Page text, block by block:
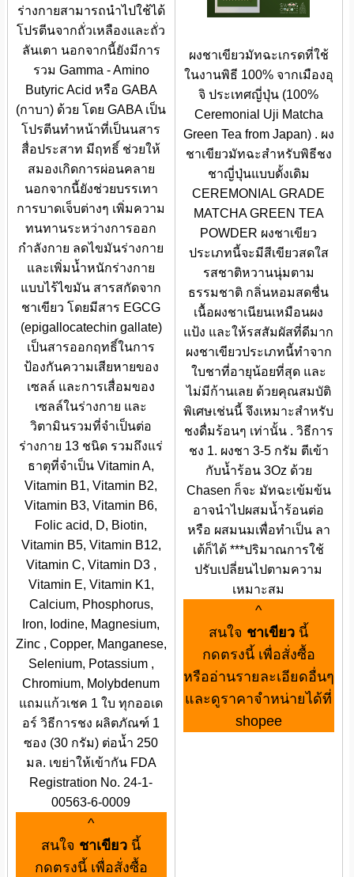
ร่างกายสามารถนำไปใช้ได้
โปรตีนจากถั่วเหลืองและถั่ว
ลันเตา นอกจากนี้ยังมีการ
รวม Gamma - Amino
Butyric Acid หรือ GABA
(กาบา) ด้วย โดย GABA เป็น
โปรตีนทำหน้าที่เป็นนสาร
สื่อประสาท มีฤทธิ์ ช่วยให้
สมองเกิดการผ่อนคลาย
นอกจากนี้ยังช่วยบรรเทา
การบาดเจ็บต่างๆ เพิ่มความ
ทนทานระหว่างการออก
กำลังกาย ลดไขมันร่างกาย
และเพิ่มน้ำหนักร่างกาย
แบบไร้ไขมัน สารสกัดจาก
ชาเขียว โดยมีสาร EGCG
(epigallocatechin gallate)
เป็นสารออกฤทธิ์ในการ
ป้องกันความเสียหายของ
เซลล์ และการเสื่อมของ
เซลล์ในร่างกาย และ
วิตามินรวมที่จำเป็นต่อ
ร่างกาย 13 ชนิด รวมถึงแร่
ธาตุที่จำเป็น Vitamin A,
Vitamin B1, Vitamin B2,
Vitamin B3, Vitamin B6,
Folic acid, D, Biotin,
Vitamin B5, Vitamin B12,
Vitamin C, Vitamin D3 ,
Vitamin E, Vitamin K1,
Calcium, Phosphorus,
Iron, Iodine, Magnesium,
Zinc , Copper, Manganese,
Selenium, Potassium ,
Chromium, Molybdenum
แถมแก้วเชค 1 ใบ ทุกออเด
อร์ วิธีการชง ผลิตภัณฑ์ 1
ซอง (30 กรัม) ต่อน้ำ 250
มล. เขย่าให้เข้ากัน FDA
Registration No. 24-1-
00563-6-0009
^
สนใจ ชาเขียว นี้
กดตรงนี้ เพื่อสั่งซื้อ
ผงชาเขียวมัทฉะเกรดที่ใช้
ในงานพิธี 100% จากเมืองอุ
จิ ประเทศญี่ปุ่น (100%
Ceremonial Uji Matcha
Green Tea from Japan) . ผง
ชาเขียวมัทฉะสำหรับพิธีชง
ชาญี่ปุ่นแบบดั้งเดิม
CEREMONIAL GRADE
MATCHA GREEN TEA
POWDER ผงชาเขียว
ประเภทนี้จะมีสีเขียวสดใส
รสชาติหวานนุ่มตาม
ธรรมชาติ กลิ่นหอมสดชื่น
เนื้อผงชาเนียนเหมือนผง
แป้ง และให้รสสัมผัสที่ดีมาก
ผงชาเขียวประเภทนี้ทำจาก
ใบชาที่อายุน้อยที่สุด และ
ไม่มีก้านเลย ด้วยคุณสมบัติ
พิเศษเช่นนี้ จึงเหมาะสำหรับ
ชงดื่มร้อนๆ เท่านั้น . วิธีการ
ชง 1. ผงชา 3-5 กรัม ตีเข้า
กับน้ำร้อน 3Oz ด้วย
Chasen ก็จะ มัทฉะเข้มข้น
อาจนำไปผสมน้ำร้อนต่อ
หรือ ผสมนมเพื่อทำเป็น ลา
เต้ก็ได้ ***ปริมาณการใช้
ปรับเปลี่ยนไปตามความ
เหมาะสม
^
สนใจ ชาเขียว นี้
กดตรงนี้ เพื่อสั่งซื้อ
หรืออ่านรายละเอียดอื่นๆ
และดูราคาจำหน่ายได้ที่
shopee